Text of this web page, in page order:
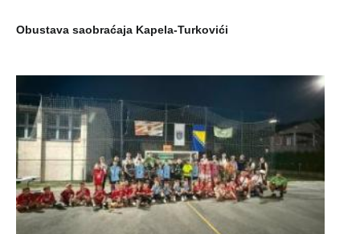
Obustava saobraćaja Kapela-Turkovići